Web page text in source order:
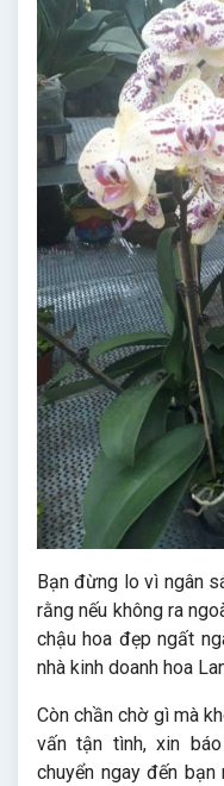
Bạn đừng lo vì ngân
rằng nếu không ra
chậu hoa đẹp ngất
nhà kinh doanh hoa
Còn chần chờ gì mà
vấn tận tình, xin
chuyển ngay đến